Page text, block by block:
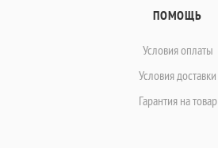
ПОМОЩЬ
Условия оплаты
Условия доставки
Гарантия на товар